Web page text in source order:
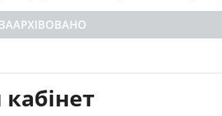
ЗААРХІВОВАНО